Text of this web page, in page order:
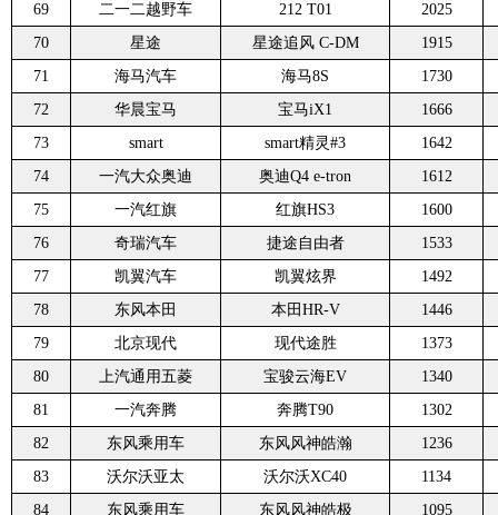
69
二一二越野车 212 T01
2025
70
星途 星途追风 C-DM
1915
71
海马汽车 海马8S
1730
72
华晨宝马 宝马iX1
1666
73
smart smart精灵#3
1642
74
一汽大众奥迪 奥迪Q4 e-tron
1612
75
一汽红旗 红旗HS3
1600
76
奇瑞汽车 捷途自由者
1533
77
凯翼汽车 凯翼炫界
1492
78
东风本田 本田HR-V
1446
79
北京现代 现代途胜
1373
80
上汽通用五菱 宝骏云海EV
1340
81
一汽奔腾 奔腾T90
1302
82
东风乘用车 东风风神皓瀚
1236
83
沃尔沃亚太 沃尔沃XC40
1134
84
东风乘用车 东风风神皓极 1095